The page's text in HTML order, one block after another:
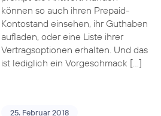
können so auch ihren Prepaid-
Kontostand einsehen, ihr Guthaben
aufladen, oder eine Liste ihrer
Vertragsoptionen erhalten. Und das
ist lediglich ein Vorgeschmack […]
25. Februar 2018